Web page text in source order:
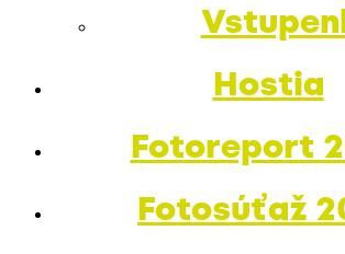
Hostia
Fotoreport
Fotosúťaž